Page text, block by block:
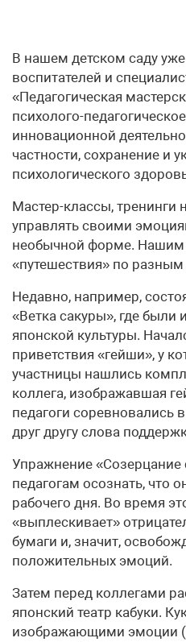
В нашем детском саду
воспитателей и
«Педагогическая
психолого-
инновационной
частности, сохранение и
психологического
Мастер-классы, тренинги
управлять своими
необычной форме. Нашим
«путешествия» по
Недавно, например,
«Ветка сакуры», где
японской культуры.
приветствия «гейши», у
участницы нашлись
коллега, изображавшая
педагоги соревновались
друг другу слова
Упражнение
педагогам осознать, что
рабочего дня. Во время
«выплескивает»
бумаги и, значит,
положительных эмоций.
Затем перед коллегами
японский театр кабуки.
изображающими эмоции